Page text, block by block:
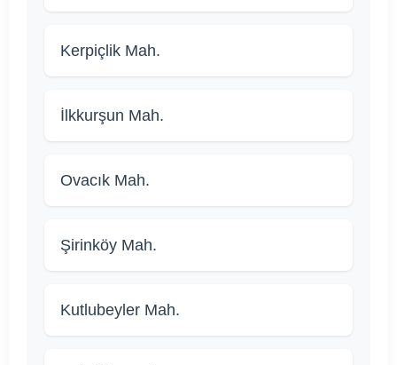
Kerpiçlik Mah.
İlkkurşun Mah.
Ovacık Mah.
Şirinköy Mah.
Kutlubeyler Mah.